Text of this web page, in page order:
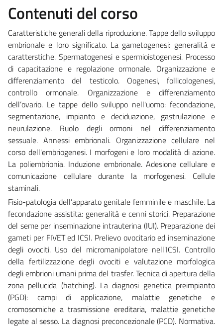
Contenuti del corso
Caratteristiche generali della riproduzione. Tappe dello sviluppo
embrionale e loro significato. La gametogenesi: generalità e
caratterstiche. Spermatogenesi e spermioistogenesi. Processo
di capacitazione e regolazione ormonale. Organizzazione e
differenziamento del testicolo. Oogenesi, follicologenesi,
controllo ormonale. Organizzazione e differenziamento
dell’ovario. Le tappe dello sviluppo nell'uomo: fecondazione,
segmentazione, impianto e deciduazione, gastrulazione e
neurulazione. Ruolo degli ormoni nel differenziamento
sessuale. Annessi embrionali. Organizzazione cellulare nel
corso dell'embriogenesi. I morfogeni e loro modalità di azione.
La poliembrionia. Induzione embrionale. Adesione cellulare e
comunicazione cellulare durante la morfogenesi. Cellule
staminali.
Fisio-patologia dell’apparato genitale femminile e maschile. La
fecondazione assistita: generalità e cenni storici. Preparazione
del seme per inseminazione intrauterina (IUI). Preparazione dei
gameti per FIVET ed ICSI. Prelievo ovocitario ed inseminazione
degli ovociti. Uso del micromanipolatore nell'ICSI. Controllo
della fertilizzazione degli ovociti e valutazione morfologica
degli embrioni umani prima del trasfer. Tecnica di apertura della
zona pellucida (hatching). La diagnosi genetica preimpianto
(PGD): campi di applicazione, malattie genetiche e
cromosomiche a trasmissione ereditaria, malattie genetiche
legate al sesso. La diagnosi preconcezionale (PCD). Normativa.